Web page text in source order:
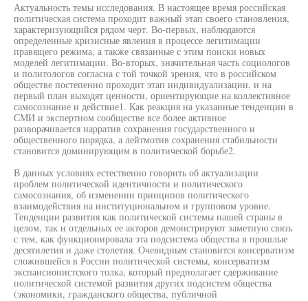
Актуальность темы исследования. В настоящее время российская
политическая система проходит важный этап своего становления,
характеризующийся рядом черт. Во-первых, наблюдаются
определенные кризисные явления в процессе легитимации
правящего режима, а также связанные с этим поиски новых
моделей легитимации. Во-вторых, значительная часть социологов
и политологов согласна с той точкой зрения, что в российском
обществе постепенно проходит этап индивидуализации, и на
первый план выходят ценности, ориентирующие на коллективное
самосознание и действие1. Как реакция на указанные тенденции в
СМИ и экспертном сообществе все более активное
разворачивается нарратив сохранения государственного и
общественного порядка, а лейтмотив сохранения стабильности
становится доминирующим в политической борьбе2.
В данных условиях естественно говорить об актуализации
проблем политической идентичности и политического
самосознания, об изменении принципов политического
взаимодействия на институциональном и групповом уровне.
Тенденции развития как политической системы нашей страны в
целом, так и отдельных ее акторов демонстрируют заметную связь
с тем, как функционировала эта подсистема общества в прошлые
десятилетия и даже столетия. Очевидным становится консерватизм
сложившейся в России политической системы, консерватизм
экспансионистского толка, который предполагает сдерживание
политической системой развития других подсистем общества
(экономики, гражданского общества, публичной